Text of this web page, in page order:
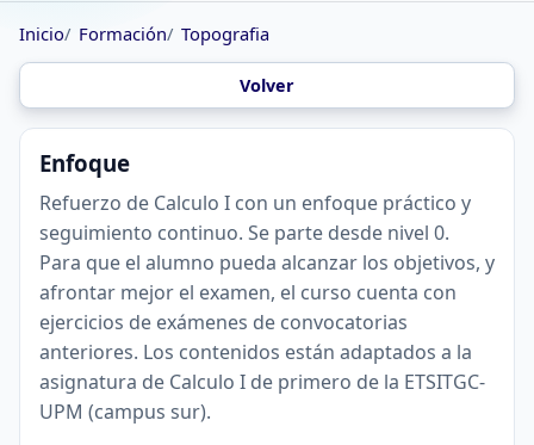
Inicio Formación Topografia
Volver
Enfoque
Refuerzo de Calculo I con un enfoque práctico y
seguimiento continuo. Se parte desde nivel 0.
Para que el alumno pueda alcanzar los objetivos, y
afrontar mejor el examen, el curso cuenta con
ejercicios de exámenes de convocatorias
anteriores. Los contenidos están adaptados a la
asignatura de Calculo I de primero de la ETSITGC-
UPM (campus sur).